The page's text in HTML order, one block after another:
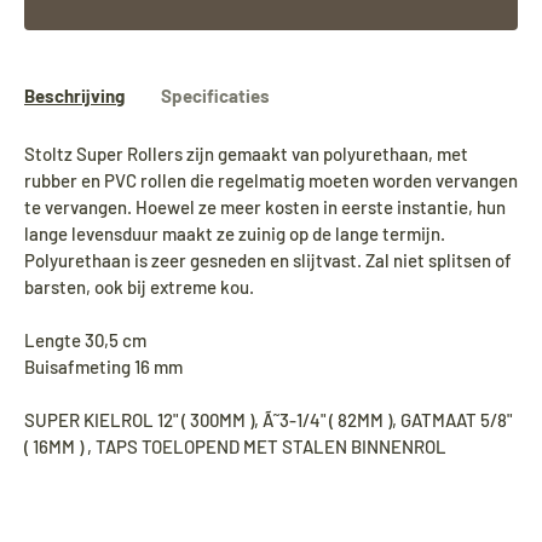
Beschrijving Specificaties
Stoltz Super Rollers zijn gemaakt van polyurethaan, met
rubber en PVC rollen die regelmatig moeten worden vervangen
te vervangen. Hoewel ze meer kosten in eerste instantie, hun
lange levensduur maakt ze zuinig op de lange termijn.
Polyurethaan is zeer gesneden en slijtvast. Zal niet splitsen of
barsten, ook bij extreme kou.
Lengte 30,5 cm
Buisafmeting 16 mm
SUPER KIELROL 12" ( 300MM ), Ã˜3-1/4" ( 82MM ), GATMAAT 5/8"
( 16MM ) , TAPS TOELOPEND MET STALEN BINNENROL